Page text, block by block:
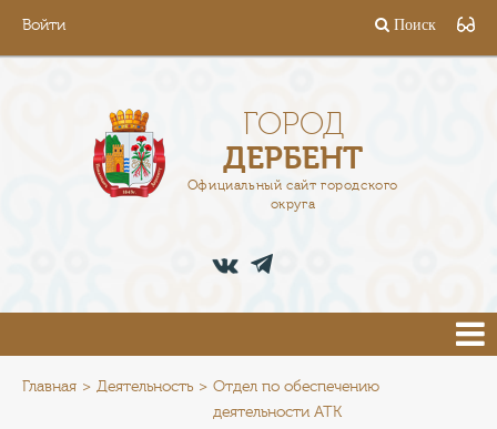
Войти Поиск
ГОРОД
ДЕРБЕНТ
Официальный сайт городского
округа
АДМИНИСТРАЦИЯ
ПРЕСС-ЦЕНТР
Главная Деятельность
Отдел по обеспечению
деятельности АТК